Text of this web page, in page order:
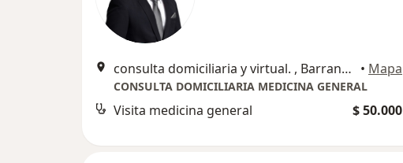
consulta domiciliaria y virtual. , Barranquilla • Mapa
CONSULTA DOMICILIARIA MEDICINA GENERAL
Visita medicina general $ 50.000